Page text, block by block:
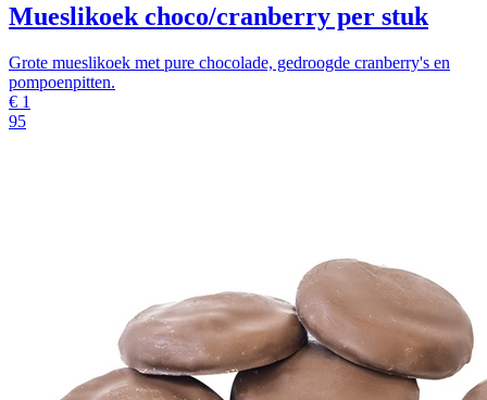
Mueslikoek choco/cranberry per stuk
Grote mueslikoek met pure chocolade, gedroogde cranberry's en
pompoenpitten.
€ 1
95